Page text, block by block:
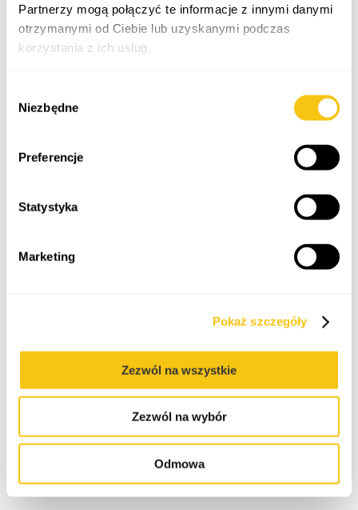
Partnerzy mogą połączyć te informacje z innymi danymi
otrzymanymi od Ciebie lub uzyskanymi podczas
korzystania z ich usług.
zgody
Niezbędne
Preferencje
Statystyka
Marketing
Pokaż szczegóły
Zezwól na wszystkie
Zezwól na wybór
Odmowa